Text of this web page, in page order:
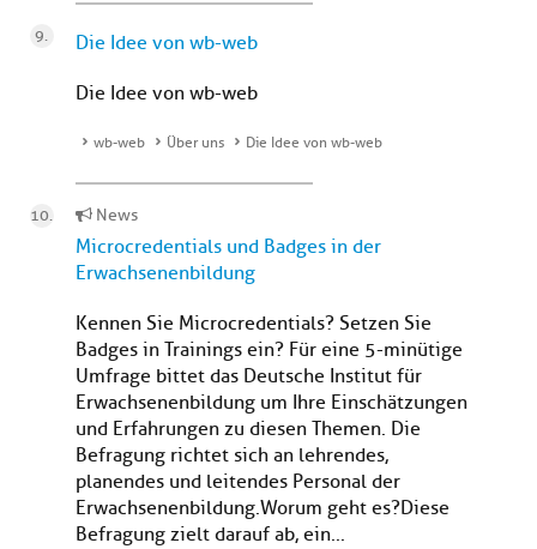
Die Idee von wb-web
Die Idee von wb-web
wb-web Über uns Die Idee von wb-web
News
Microcredentials und Badges in der
Erwachsenenbildung
Kennen Sie Microcredentials? Setzen Sie
Badges in Trainings ein? Für eine 5-minütige
Umfrage bittet das Deutsche Institut für
Erwachsenenbildung um Ihre Einschätzungen
und Erfahrungen zu diesen Themen. Die
Befragung richtet sich an lehrendes,
planendes und leitendes Personal der
Erwachsenenbildung.Worum geht es?Diese
Befragung zielt darauf ab, ein...